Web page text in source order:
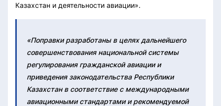
Казахстан и деятельности авиации».
«Поправки разработаны в целях дальнейшего
совершенствования национальной системы
регулирования гражданской авиации и
приведения законодательства Республики
Казахстан в соответствие с международными
авиационными стандартами и рекомендуемой